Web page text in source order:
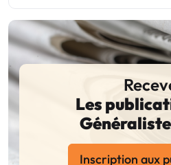
Les
Inscription aux